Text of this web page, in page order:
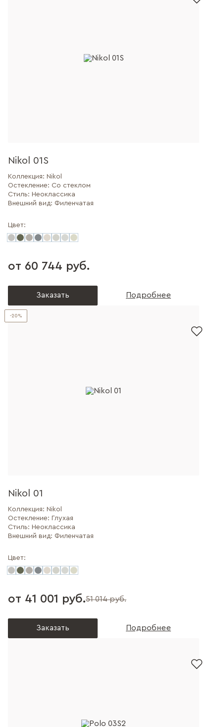
Nikol 01S
Коллекция: Nikol
Остекление: Со стеклом
Стиль: Неоклассика
Внешний вид: Филенчатая
Цвет:
от 60 744 руб.
Заказать Подробнее
-20%
Nikol 01
Коллекция: Nikol
Остекление: Глухая
Стиль: Неоклассика
Внешний вид: Филенчатая
Цвет:
от 41 001 руб.51 014 руб.
Заказать Подробнее